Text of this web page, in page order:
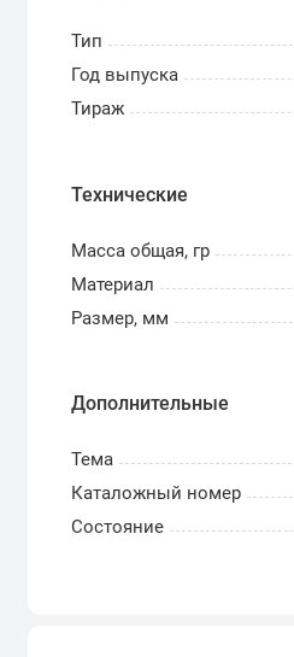
Тип
Год выпуска
Тираж
Технические
Масса общая, гр
Материал
Размер, мм
Дополнительные
Тема
Каталожный номер
Состояние